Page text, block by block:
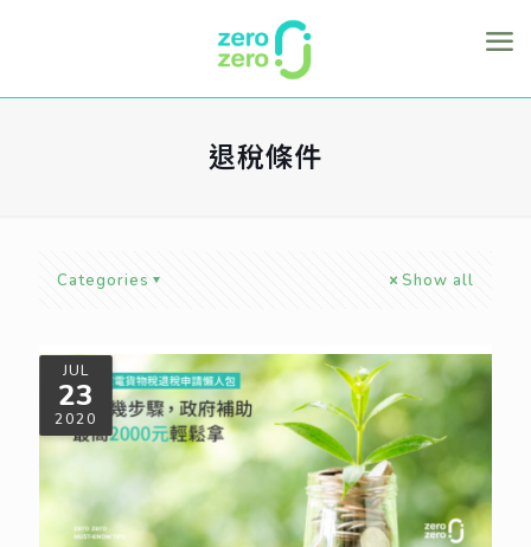
退稅條件
Categories Show all
JUL
23
2020